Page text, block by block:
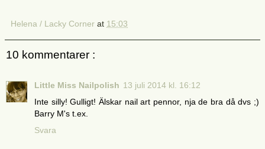
Helena / Lacky Corner at 15:03
10 kommentarer :
Little Miss Nailpolish 13 juli 2014 kl. 16:12
Inte silly! Gulligt! Älskar nail art pennor, nja de bra då dvs ;)
Barry M's t.ex.
Svara